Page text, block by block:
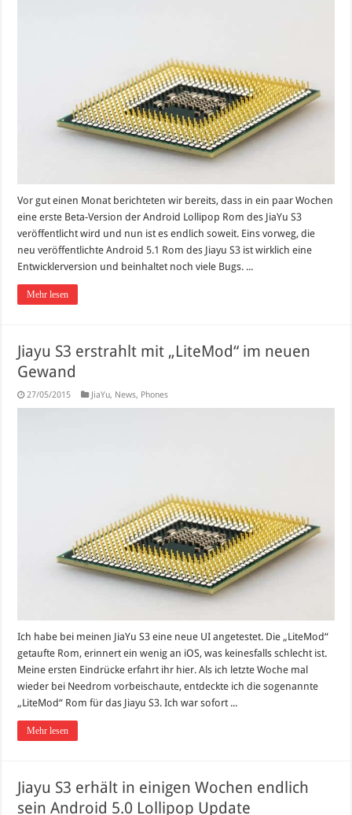
Vor gut einen Monat berichteten wir bereits, dass in ein paar Wochen
eine erste Beta-Version der Android Lollipop Rom des JiaYu S3
veröffentlicht wird und nun ist es endlich soweit. Eins vorweg, die
neu veröffentlichte Android 5.1 Rom des Jiayu S3 ist wirklich eine
Entwicklerversion und beinhaltet noch viele Bugs. ...
Mehr lesen
Jiayu S3 erstrahlt mit „LiteMod“ im neuen
Gewand
27/05/2015 JiaYu, News, Phones
Ich habe bei meinen JiaYu S3 eine neue UI angetestet. Die „LiteMod“
getaufte Rom, erinnert ein wenig an iOS, was keinesfalls schlecht ist.
Meine ersten Eindrücke erfahrt ihr hier. Als ich letzte Woche mal
wieder bei Needrom vorbeischaute, entdeckte ich die sogenannte
„LiteMod“ Rom für das Jiayu S3. Ich war sofort ...
Mehr lesen
Jiayu S3 erhält in einigen Wochen endlich
sein Android 5.0 Lollipop Update